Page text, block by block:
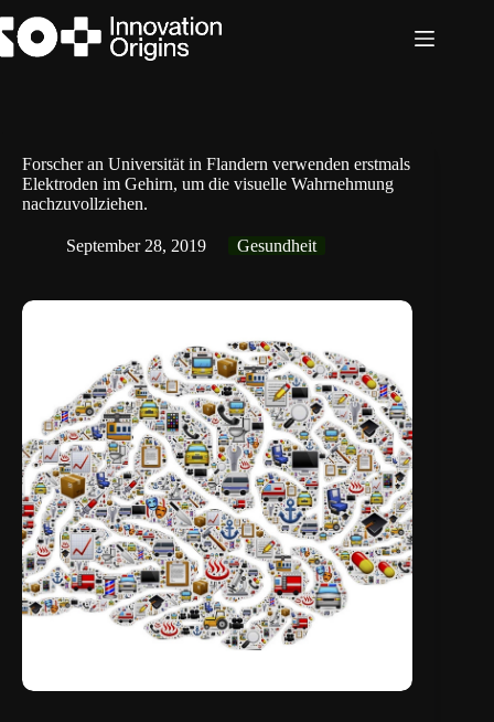
Inhalt
springen
Forscher an Universität in Flandern verwenden erstmals
Elektroden im Gehirn, um die visuelle Wahrnehmung
nachzuvollziehen.
September 28, 2019 Gesundheit